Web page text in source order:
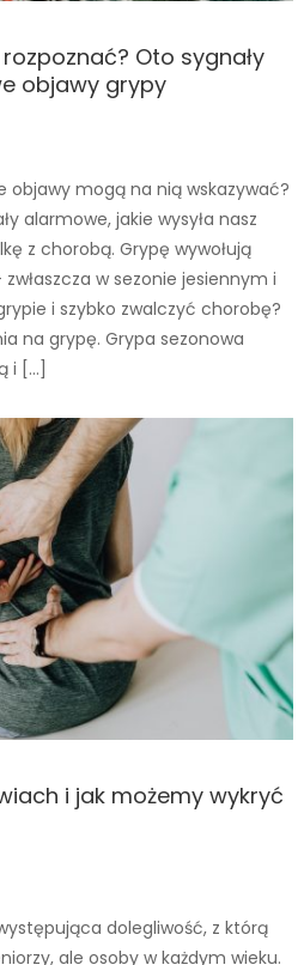
Oto sygnały
objawy grypy
objawy mogą na nią wskazywać?
alarmowe, jakie wysyła nasz
z chorobą. Grypę wywołują
w sezonie jesiennym i
i szybko zwalczyć chorobę?
na grypę. Grypa sezonowa
i […]
i jak możemy wykryć
dolegliwość, z którą
ale osoby w każdym wieku.